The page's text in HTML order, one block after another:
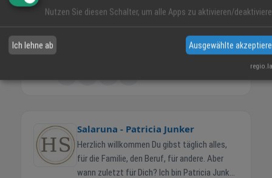
Sommerwende Schutterwald
Salaruna - Patricia Junker
Herzlich willkommen Du gibst täglich alles,
für die Familie, den Beruf, für andere. Aber
wann zuletzt für Dich? Ich bin Patricia Junker,
Nutzen Sie diesen Schalter, um alle Apps zu aktivieren/
Ich lehne ab Ausgewählte